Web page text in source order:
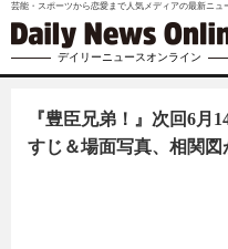
芸能・スポーツから恋愛まで人気メディアの最新ニュ
デイリーニュースオンライン
『豊臣兄弟！』次回6月
すじ＆場面写真、相関図